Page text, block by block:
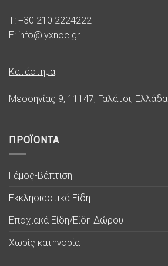
T: +30 210 2224222
E: info@lyxnoc.gr
Κατάστημα
Μεσσηνίας 9, 11147, Γαλάτσι, Ελλάδα
ΠΡΟΪΟΝΤΑ
Γάμος-Βάπτιση
Εκκλησιαστικά Είδη
Εποχιακά Είδη/Είδη Δώρου
Χωρίς κατηγορία